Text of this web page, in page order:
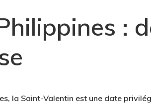
:
la Saint-Valentin est une date